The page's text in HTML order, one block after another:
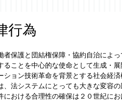
行為
保護と団結権保障・協約自治によ
ことを中心的な使命として生成・
ョン技術革命を背景とする社会経
法システムにとっても大きな変容の
における合理性の確保は２０世紀に